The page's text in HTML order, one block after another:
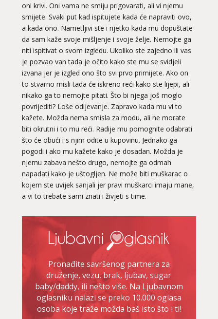
oni krivi. Oni vama ne smiju prigovarati, ali vi njemu
smijete. Svaki put kad ispitujete kada će napraviti ovo,
a kada ono. Nametljivi ste i rijetko kada mu dopuštate
da sam kaže svoje mišljenje i svoje želje. Nemojte ga
niti ispitivat o svom izgledu. Ukoliko ste zajedno ili vas
je pozvao van tada je očito kako ste mu se svidjeli
izvana jer je izgled ono što svi prvo primijete. Ako on
to stvarno misli tada će iskreno reći kako ste lijepi, ali
nikako ga to nemojte pitati. Što bi njega još moglo
povrijediti? Loše odijevanje. Zapravo kada mu vi to
kažete. Možda nema smisla za modu, ali ne morate
biti okrutni i to mu reći. Radije mu pomognite odabrati
što će obući i s njim odite u kupovinu. Jednako ga
pogodi i ako mu kažete kako je dosadan. Možda je
njemu zabava nešto drugo, nemojte ga odmah
napadati kako je uštogljen. Ne može biti muškarac o
kojem ste uvijek sanjali jer pravi muškarci imaju mane,
a vi to trebate sami znati i živjeti s time.
Pronađite savršenog partnera za
druženje, vezu, brak, ljubav, sugar
baby/daddy, ili nešto više. Na Ljubavnom
oglasniku nalazi se preko 10.000 oglasa
osoba koje traže možda baš isto što i ti!
ELA / Kod 151
TEHNIKE: astrologija, ljubavna kompatibilnost, sinastrija,
davison chart, ljubavni tarot, gay tarot - ljubavna
kompatibilnost, rune - ljubavna kompatibilnost,
numerološka ljubavna kompatibilnost, le normand –
ljubavna prognoza, drevni ljubavni simboli za spajanje
Broj tel: 064/600-600
tel:0,93€ - mob:1,12€ min